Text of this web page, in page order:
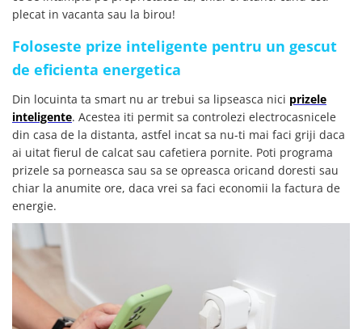
plecat in vacanta sau la birou!
Foloseste prize inteligente pentru un gescut
de eficienta energetica
Din locuinta ta smart nu ar trebui sa lipseasca nici prizele
inteligente. Acestea iti permit sa controlezi electrocasnicele
din casa de la distanta, astfel incat sa nu-ti mai faci griji daca
ai uitat fierul de calcat sau cafetiera pornite. Poti programa
prizele sa porneasca sau sa se opreasca oricand doresti sau
chiar la anumite ore, daca vrei sa faci economii la factura de
energie.